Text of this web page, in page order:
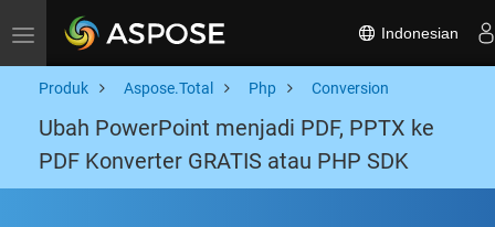
Toggle navigation Indonesian
Produk Aspose.Total Php Conversion
Ubah PowerPoint menjadi PDF, PPTX ke
PDF Konverter GRATIS atau PHP SDK